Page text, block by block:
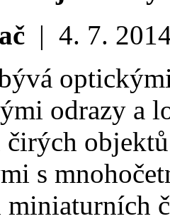
| 4. 7.
odrazy a
s
miniaturních